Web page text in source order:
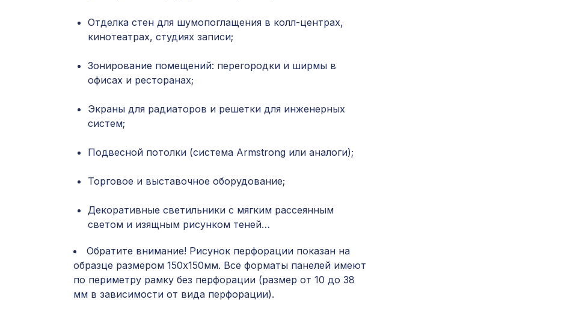
ХДФ, клён
Перфорированная панель ДЕДАЛО, 1000х680мм,
Перфорированная панель КРИСТАЛЛ,
Архитектурный брус, 180х110мм 4,0м , серый
Натуральные обои Cosca Папирус Бордо, 0,91 x 5,5
Перфорированная панель ДАМАСКО, 1400х780мм,
ХДФ, без отделки
Отделка стен для шумопоглащения в колл-центрах,
кинотеатрах, студиях записи;
Зонирование помещений: перегородки и ширмы в
офисах и ресторанах;
Экраны для радиаторов и решетки для инженерных
систем;
Подвесной потолки (система Armstrong или аналоги);
Торговое и выставочное оборудование;
Декоративные светильники с мягким рассеянным
светом и изящным рисунком теней…
Обратите внимание! Рисунок перфорации показан на
образце размером 150х150мм. Все форматы панелей имеют
по периметру рамку без перфорации (размер от 10 до 38
мм в зависимости от вида перфорации).